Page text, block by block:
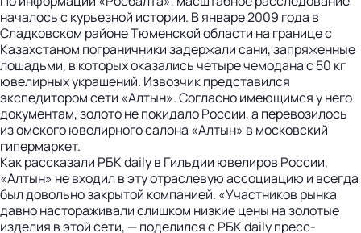
началось с курьезной истории. В январе 2009 года в
Сладковском районе Тюменской области на границе с
Казахстаном пограничники задержали сани, запряженные
лошадьми, в которых оказались четыре чемодана с 50 кг
ювелирных украшений. Извозчик представился
экспедитором сети «Алтын». Согласно имеющимся у него
документам, золото не покидало России, а перевозилось
из омского ювелирного салона «Алтын» в московский
гипермаркет.
Как рассказали РБК daily в Гильдии ювелиров России,
«Алтын» не входил в эту отраслевую ассоциацию и всегда
был довольно закрытой компанией. «Участников рынка
давно настораживали слишком низкие цены на золотые
изделия в этой сети, — поделился с РБК daily пресс-